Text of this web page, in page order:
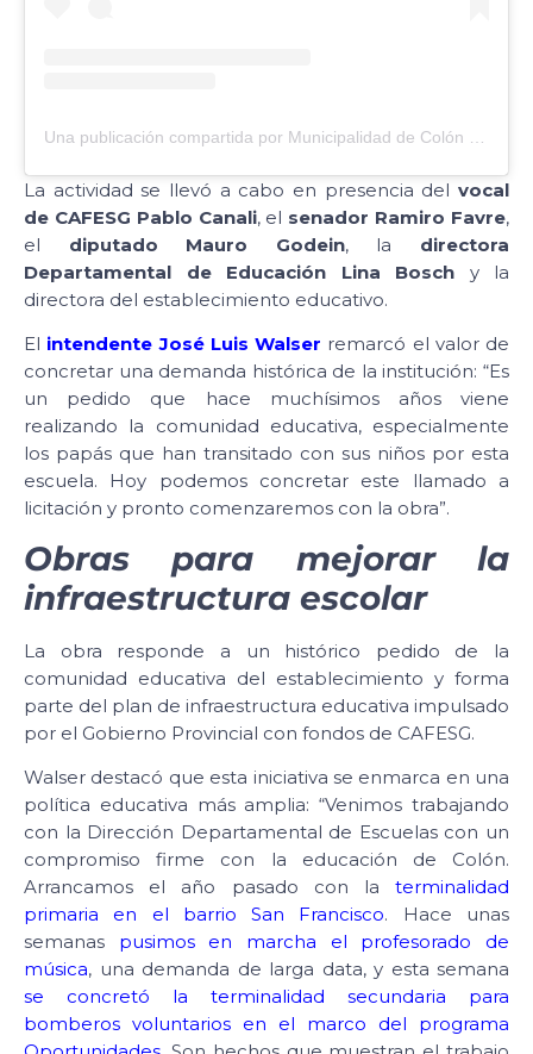
La actividad se llevó a cabo en presencia del vocal
de CAFESG Pablo Canali, el senador Ramiro Favre,
el diputado Mauro Godein, la directora
Departamental de Educación Lina Bosch y la
directora del establecimiento educativo.
El intendente José Luis Walser remarcó el valor de
concretar una demanda histórica de la institución: “Es
un pedido que hace muchísimos años viene
realizando la comunidad educativa, especialmente
los papás que han transitado con sus niños por esta
escuela. Hoy podemos concretar este llamado a
licitación y pronto comenzaremos con la obra”.
Obras para mejorar la
infraestructura escolar
La obra responde a un histórico pedido de la
comunidad educativa del establecimiento y forma
parte del plan de infraestructura educativa impulsado
por el Gobierno Provincial con fondos de CAFESG.
Walser destacó que esta iniciativa se enmarca en una
política educativa más amplia: “Venimos trabajando
con la Dirección Departamental de Escuelas con un
compromiso firme con la educación de Colón.
Arrancamos el año pasado con la terminalidad
primaria en el barrio San Francisco. Hace unas
semanas pusimos en marcha el profesorado de
música, una demanda de larga data, y esta semana
se concretó la terminalidad secundaria para
bomberos voluntarios en el marco del programa